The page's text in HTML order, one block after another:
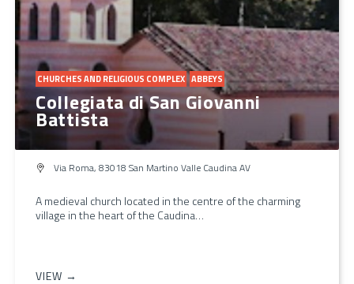
CHURCHES AND RELIGIOUS COMPLEX ABBEYS
Collegiata di San Giovanni
Battista
Via Roma, 83018 San Martino Valle Caudina AV
A medieval church located in the centre of the charming
village in the heart of the Caudina…
VIEW →